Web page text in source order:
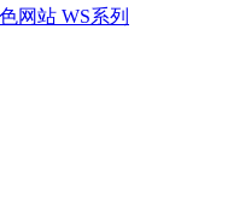
网站 WS系列